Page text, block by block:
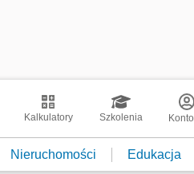
Kalkulatory Szkolenia Konto
Nieruchomości Edukacja